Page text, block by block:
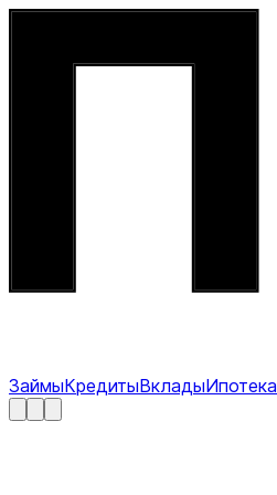
ЗаймыКредитыВкладыИпотека